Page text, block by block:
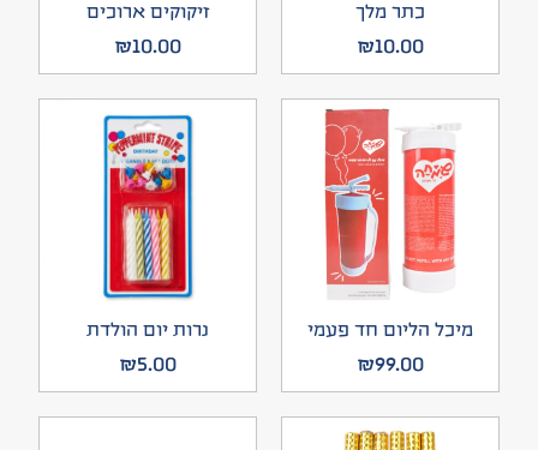
כתר מלך
₪10.00
זיקוקים ארוכים
₪10.00
מיכל הליום חד פעמי
₪99.00
נרות יום הולדת
₪5.00